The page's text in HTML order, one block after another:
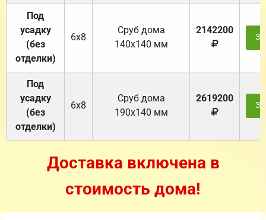
Под
усадку
(без
отделки)
6х8
Cруб дома
140х140 мм
2142200
Под
усадку
(без
отделки)
6х8
Cруб дома
190х140 мм
2619200
Доставка включена в
стоимость дома!